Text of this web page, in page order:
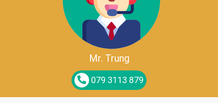
Mr. Trung
079 3113 879